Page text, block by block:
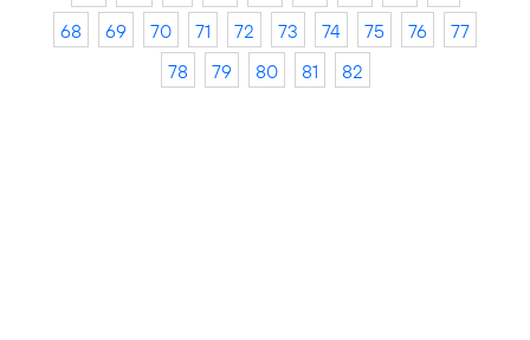
68
69 70 71 72 73 74 75 76
77
78
79 80 81 82